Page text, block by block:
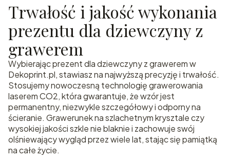
Trwałość i jakość wykonania
prezentu dla dziewczyny z
grawerem
Wybierając prezent dla dziewczyny z grawerem w
Dekoprint.pl, stawiasz na najwyższą precyzję i trwałość.
Stosujemy nowoczesną technologię grawerowania
laserem CO2, która gwarantuje, że wzór jest
permanentny, niezwykle szczegółowy i odporny na
ścieranie. Grawerunek na szlachetnym krysztale czy
wysokiej jakości szkle nie blaknie i zachowuje swój
olśniewający wygląd przez wiele lat, stając się pamiątką
na całe życie.